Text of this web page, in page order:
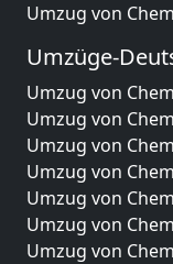
Umzug von
Umzüge-
Umzug von
Umzug von
Umzug von
Umzug von
Umzug von
Umzug von
Umzug von